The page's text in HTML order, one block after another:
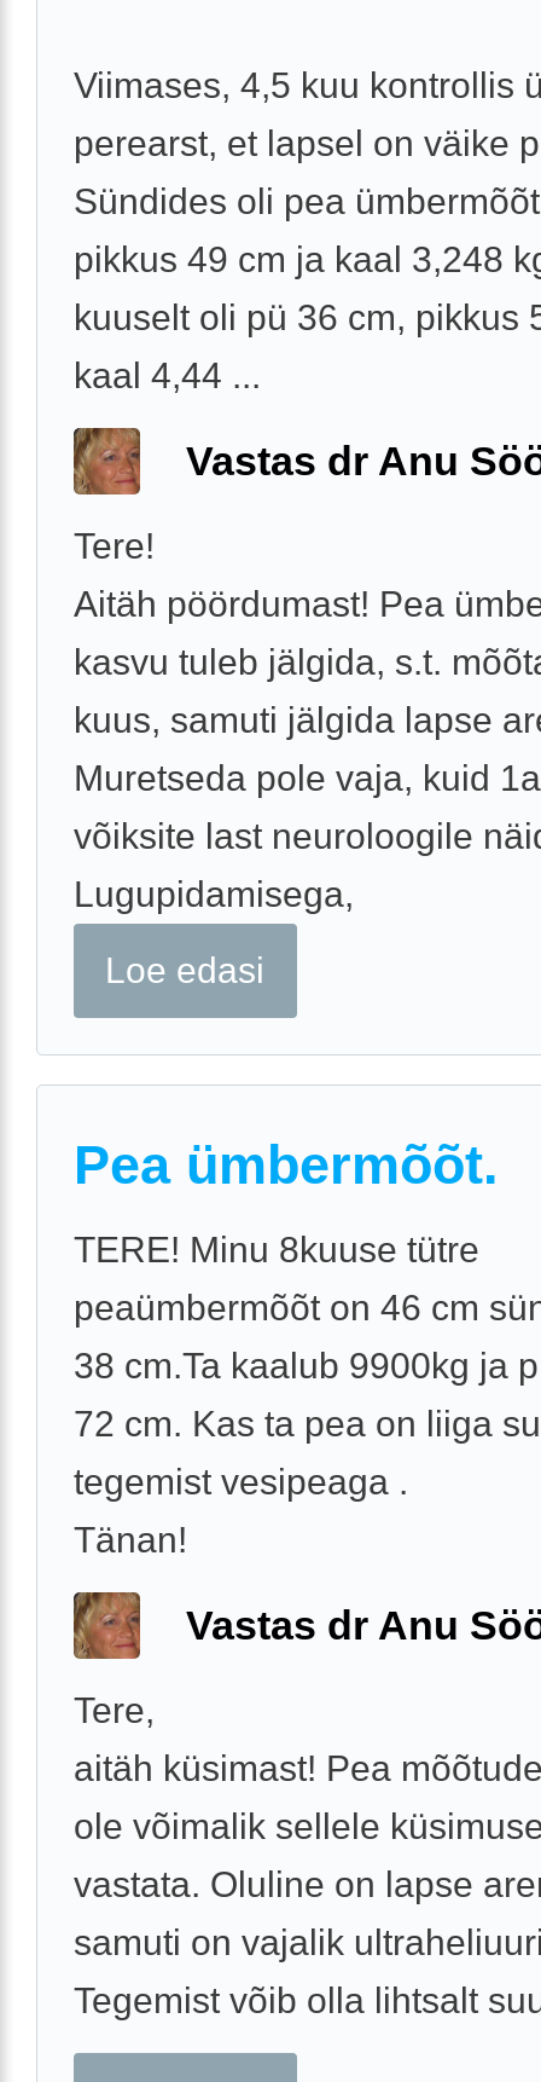
Viimases, 4,5 kuu kontrollis
perearst, et lapsel on väike
Sündides oli pea
pikkus 49 cm ja kaal 3,248
kuuselt oli pü 36 cm, pikkus
kaal 4,44 ...
Vastas dr Anu
Tere!
Aitäh pöördumast! Pea
kasvu tuleb jälgida, s.t.
kuus, samuti jälgida lapse
Muretseda pole vaja, kuid
võiksite last neuroloogile
Lugupidamisega,
Loe edasi
Pea ümbermõõt.
TERE! Minu 8kuuse tütre
peaümbermõõt on 46 cm
38 cm.Ta kaalub 9900kg ja
72 cm. Kas ta pea on liiga
tegemist vesipeaga .
Tänan!
Vastas dr Anu
Tere,
aitäh küsimast! Pea
ole võimalik sellele
vastata. Oluline on lapse
samuti on vajalik
Tegemist võib olla lihtsalt